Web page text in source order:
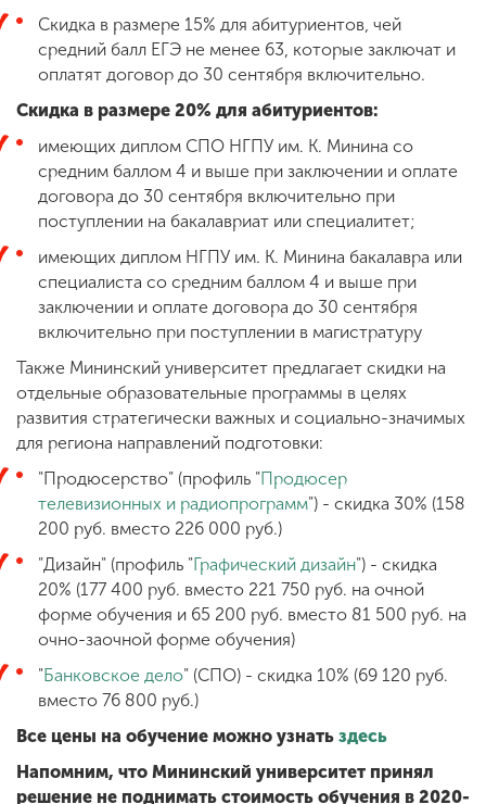
Сведения об
образовательной
организации
комиссия
+7 (831) 262-26-20
Скидка в размере 15% для абитуриентов, чей
средний балл ЕГЭ не менее 63, которые заключат и
оплатят договор до 30 сентября включительно.
Скидка в размере 20% для абитуриентов:
имеющих диплом СПО НГПУ им. К. Минина со
средним баллом 4 и выше при заключении и оплате
договора до 30 сентября включительно при
поступлении на бакалавриат или специалитет;
имеющих диплом НГПУ им. К. Минина бакалавра или
специалиста со средним баллом 4 и выше при
заключении и оплате договора до 30 сентября
включительно при поступлении в магистратуру
Также Мининский университет предлагает скидки на
отдельные образовательные программы в целях
развития стратегически важных и социально-значимых
для региона направлений подготовки:
"Продюсерство" (профиль "Продюсер
телевизионных и радиопрограмм") - скидка 30% (158
200 руб. вместо 226 000 руб.)
"Дизайн" (профиль "Графический дизайн") - скидка
20% (177 400 руб. вместо 221 750 руб. на очной
форме обучения и 65 200 руб. вместо 81 500 руб. на
очно-заочной форме обучения)
"Банковское дело" (СПО) - скидка 10% (69 120 руб.
вместо 76 800 руб.)
Все цены на обучение можно узнать здесь
Напомним, что Мининский университет принял
решение не поднимать стоимость обучения в 2020-